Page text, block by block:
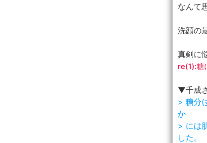
なんて
洗顔の
真剣に
re(1):糖
▼千成
> 糖分(
か
> には
した。